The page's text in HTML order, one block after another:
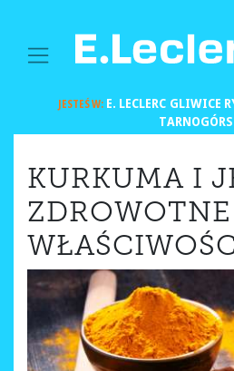
MAIN NAVIGATION
JESTEŚ W: E. LECLERC GLIWICE
KURKUMA I
ZDROWOTNE